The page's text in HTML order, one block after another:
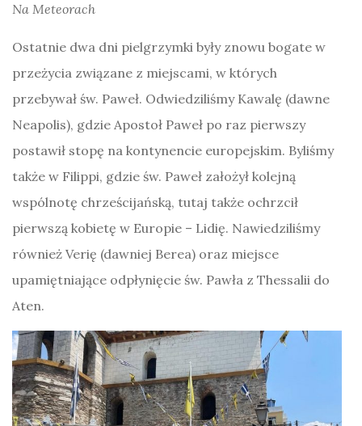
Na Meteorach
Ostatnie dwa dni pielgrzymki były znowu bogate w
przeżycia związane z miejscami, w których
przebywał św. Paweł. Odwiedziliśmy Kawalę (dawne
Neapolis), gdzie Apostoł Paweł po raz pierwszy
postawił stopę na kontynencie europejskim. Byliśmy
także w Filippi, gdzie św. Paweł założył kolejną
wspólnotę chrześcijańską, tutaj także ochrzcił
pierwszą kobietę w Europie – Lidię. Nawiedziliśmy
również Verię (dawniej Berea) oraz miejsce
upamiętniające odpłynięcie św. Pawła z Thessalii do
Aten.